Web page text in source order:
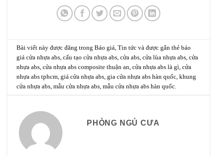
Bài viết này được đăng trongBáo giá ,Tin tức và được gắn thẻbáo
giá cửa nhựa abs ,cấu tạo cửa nhựa abs ,cửa abs ,cửa lùa nhựa abs ,cửa
nhựa abs ,cửa nhựa abs composite thuận an ,cửa nhựa abs là gì ,cửa
nhựa abs tphcm ,giá cửa nhựa abs ,gia cửa nhựa abs hàn quốc ,khung
cửa nhựa abs ,mẫu cửa nhựa abs ,mẫu cửa nhựa abs hàn quốc
PHÒNG NGỦ CƯA